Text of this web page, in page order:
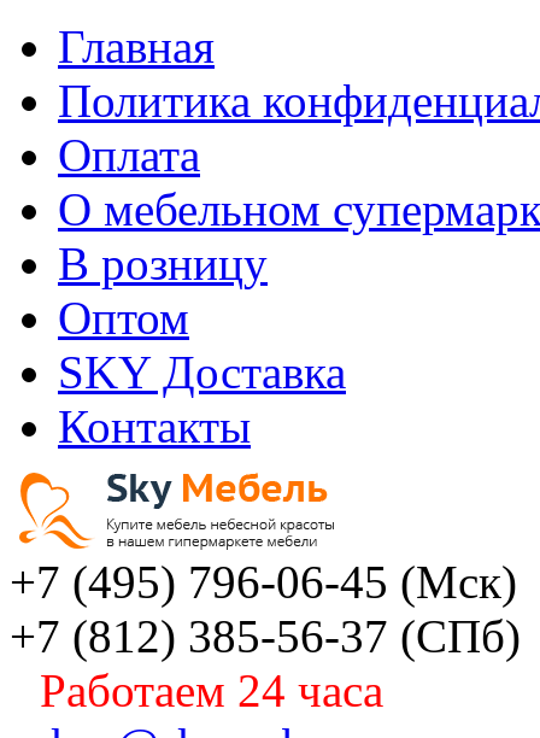
Главная
Политика
Оплата
О мебельном
В розницу
Оптом
SKY Доставка
Контакты
+7 (495) 796-06-45 (Мск)
+7 (812) 385-56-37 (СПб)
Работаем 24 часа